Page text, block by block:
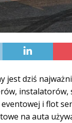
jest dziś
i flot
na auta